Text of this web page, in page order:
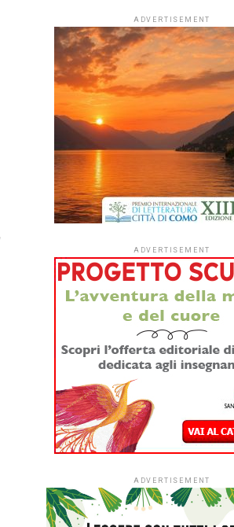
ADVERTISEMENT
ADVERTISEMENT
ADVERTISEMENT